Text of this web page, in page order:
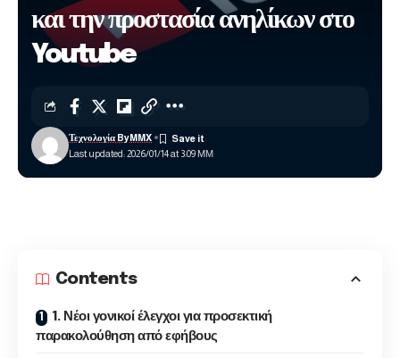
και την προστασία ανηλίκων στο
Youtube
Last updated: 2026/01/14 at 3:09 ΜΜ
Τεχνολογία ByMMX
Contents
1. Νέοι γονικοί έλεγχοι για προσεκτική
παρακολούθηση από εφήβους